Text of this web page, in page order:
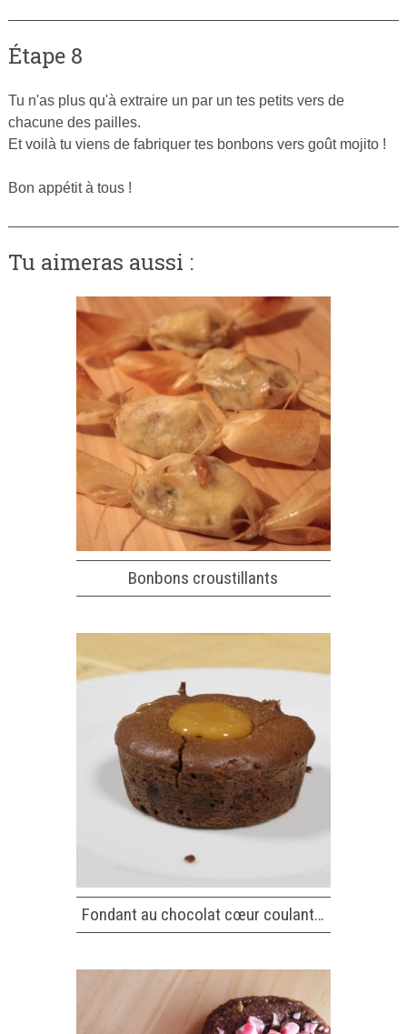
Étape 8
Tu n'as plus qu'à extraire un par un tes petits vers de
chacune des pailles.
Et voilà tu viens de fabriquer tes bonbons vers goût mojito !
Bon appétit à tous !
Tu aimeras aussi :
Bonbons croustillants
Fondant au chocolat cœur coulant…